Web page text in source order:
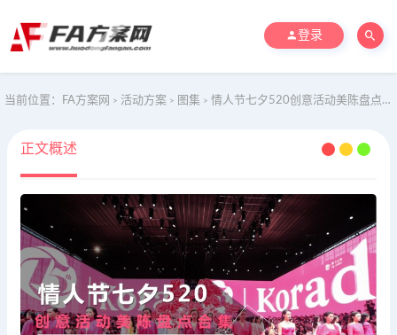
登录
当前位置： FA方案网 > 活动方案 > 图集 > 情人节七夕520创意活动美陈盘点合集
正文概述